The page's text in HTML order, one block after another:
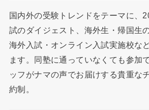
国内外の受験トレンドをテーマに、
試のダイジェスト、海外生・帰国生
海外入試・オンライン入試実施校な
ます。同塾に通っていなくても参加
ッフがナマの声でお届けする貴重な
約制。